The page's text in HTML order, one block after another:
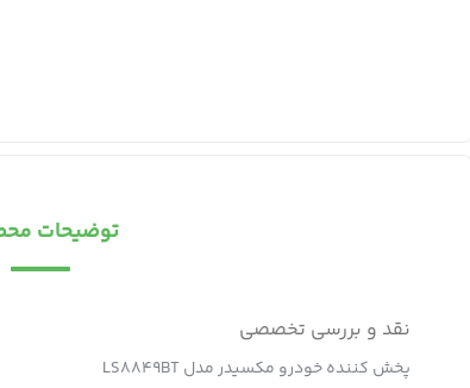
توضیحات
نقد و بررسی تخصصی
پخش کننده خودرو مکسیدر مدل LS8849BT